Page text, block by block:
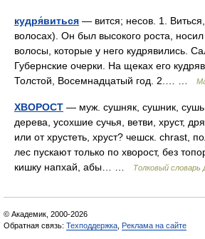
кудря́виться — вится; несов. 1.
волосах). Он был высокого роста,
волосы, которые у него кудрявились.
Губернские очерки. На щеках его
Толстой, Восемнадцатый год. 2.… …
ХВОРОСТ — муж. сушняк, сушник,
дерева, усохшие сучья, ветви, хруст,
или от хрустеть, хруст? чешск. chrast,
лес пускают только по хворост, без
кишку напхай, абы… …
Толковый словарь
© Академик, 2000-2026
Обратная связь: Техподдержка Реклама на сайте